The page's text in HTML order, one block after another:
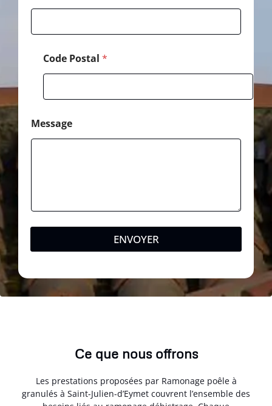
Code Postal *
Message
ENVOYER
Ce que nous offrons
Les prestations proposées par Ramonage poêle à
granulés à Saint-Julien-d’Eymet couvrent l’ensemble des